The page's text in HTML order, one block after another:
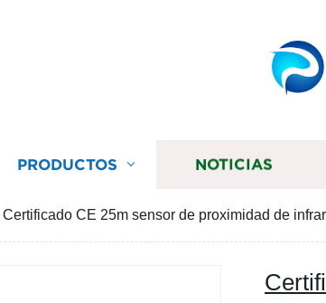
PRODUCTOS NOTICIAS
Certificado CE 25m sensor de proximidad de